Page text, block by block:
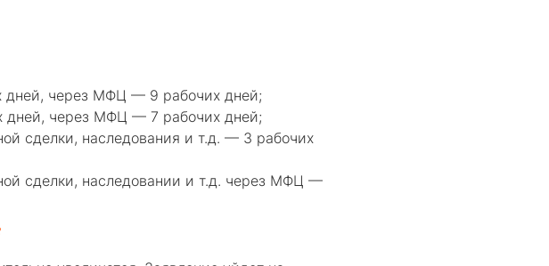
дней, через МФЦ — 9 рабочих дней;
дней, через МФЦ — 7 рабочих дней;
сделки, наследования и т.д. — 3 рабочих
сделки, наследовании и т.д. через МФЦ —